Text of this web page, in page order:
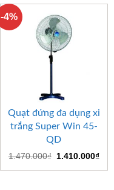
-4%
Quạt đứng đa dụng xi
trắng Super Win 45-
QD
1.470.000₫ Giá
là:
1.410.000₫Giá
tại